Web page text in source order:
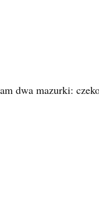
dwa mazurki: